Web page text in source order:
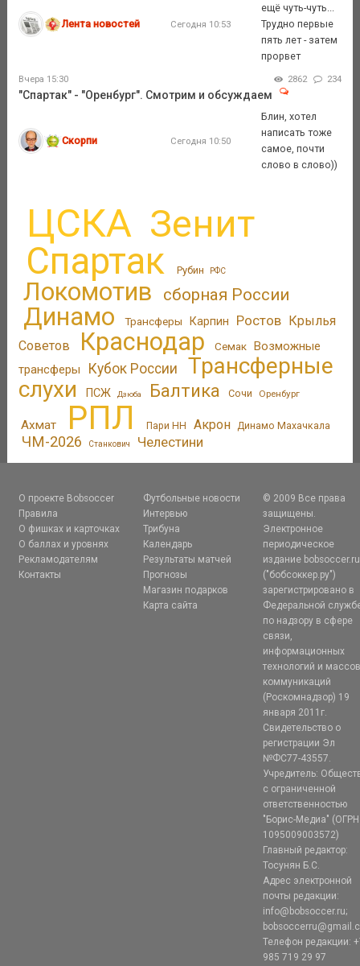
Лента новостей Сегодня 10:53
ещё чуть-чуть...
Трудно первые
пять лет - затем
прорвет
Вчера 15:30 2862 234
"Спартак" - "Оренбург". Смотрим и обсуждаем
Скорпи Сегодня 10:50
Блин, хотел
написать тоже
самое, почти
слово в слово))
ЦСКА Зенит
Спартак Рубин РФС
Локомотив сборная России
Динамо Трансферы Карпин Ростов Крылья
Советов
Краснодар Семак Возможные
трансферы
Кубок России
Трансферные
слухи
ПСЖ Дзюба Балтика Сочи Оренбург
Ахмат РПЛ Пари НН Акрон Динамо Махачкала
ЧМ-2026 Станкович Челестини
О проекте Bobsoccer
Правила
О фишках и карточках
О баллах и уровнях
Рекламодателям
Контакты
Футбольные новости
Интервью
Трибуна
Календарь
Результаты матчей
Прогнозы
Магазин подарков
Карта сайта
© 2009 Все права
защищены.
Электронное
периодическое
издание bobsoccer.ru
("бобсоккер.ру")
зарегистрировано в
Федеральной
по надзору в сфере
связи,
информационных
технологий и
коммуникаций
(Роскомнадзор) 19
января 2011г.
Свидетельство о
регистрации Эл
№ФС77-43557.
Учредитель:
с ограниченной
ответственностью
"Борис-Медиа" (ОГРН
1095009003572)
Главный редактор:
Тосунян Б.С.
Адрес электронной
почты редакции:
info@bobsoccer.ru;
Телефон редакции:
985 719 29 97